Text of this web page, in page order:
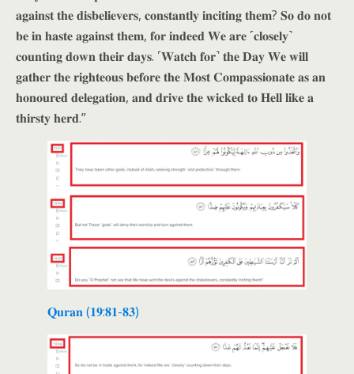
𝐚𝐠𝐚𝐢𝐧𝐬𝐭 𝐭𝐡𝐞 𝐝𝐢𝐬𝐛𝐞𝐥𝐢𝐞𝐯𝐞𝐫𝐬, 𝐜𝐨𝐧𝐬𝐭𝐚𝐧𝐭𝐥𝐲 𝐢𝐧𝐜𝐢𝐭𝐢𝐧𝐠 𝐭𝐡𝐞𝐦? 𝐒𝐨 𝐝𝐨 𝐧𝐨𝐭
𝐛𝐞 𝐢𝐧 𝐡𝐚𝐬𝐭𝐞 𝐚𝐠𝐚𝐢𝐧𝐬𝐭 𝐭𝐡𝐞𝐦, 𝐟𝐨𝐫 𝐢𝐧𝐝𝐞𝐞𝐝 𝐖𝐞 𝐚𝐫𝐞 ˹𝐜𝐥𝐨𝐬𝐞𝐥𝐲˺
𝐜𝐨𝐮𝐧𝐭𝐢𝐧𝐠 𝐝𝐨𝐰𝐧 𝐭𝐡𝐞𝐢𝐫 𝐝𝐚𝐲𝐬. ˹𝐖𝐚𝐭𝐜𝐡 𝐟𝐨𝐫˺ 𝐭𝐡𝐞 𝐃𝐚𝐲 𝐖𝐞 𝐰𝐢𝐥𝐥
𝐠𝐚𝐭𝐡𝐞𝐫 𝐭𝐡𝐞 𝐫𝐢𝐠𝐡𝐭𝐞𝐨𝐮𝐬 𝐛𝐞𝐟𝐨𝐫𝐞 𝐭𝐡𝐞 𝐌𝐨𝐬𝐭 𝐂𝐨𝐦𝐩𝐚𝐬𝐬𝐢𝐨𝐧𝐚𝐭𝐞 𝐚𝐬 𝐚𝐧
𝐡𝐨𝐧𝐨𝐮𝐫𝐞𝐝 𝐝𝐞𝐥𝐞𝐠𝐚𝐭𝐢𝐨𝐧, 𝐚𝐧𝐝 𝐝𝐫𝐢𝐯𝐞 𝐭𝐡𝐞 𝐰𝐢𝐜𝐤𝐞𝐝 𝐭𝐨 𝐇𝐞𝐥𝐥 𝐥𝐢𝐤𝐞 𝐚
𝐭𝐡𝐢𝐫𝐬𝐭𝐲 𝐡𝐞𝐫𝐝.”
𝐐𝐮𝐫𝐚𝐧 (𝟏𝟗:𝟖𝟏-𝟖𝟑)